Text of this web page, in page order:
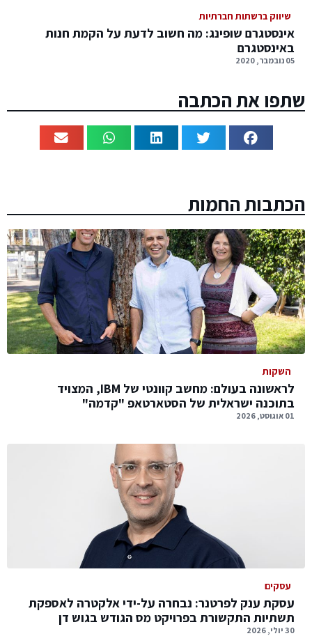
שיווק ברשתות חברתיות
אינסטגרם שופינג: מה חשוב לדעת על הקמת חנות
באינסטגרם
05 נובמבר, 2020
שתפו את הכתבה
הכתבות החמות
השקות
לראשונה בעולם: מחשב קוונטי של IBM, המצויד
בתוכנה ישראלית של הסטארטאפ "קדמה"
01 אוגוסט, 2026
עסקים
עסקת ענק לפרטנר: נבחרה על-ידי אלקטרה לאספקת
תשתיות התקשורת בפרויקט מס הגודש בגוש דן
30 יולי, 2026